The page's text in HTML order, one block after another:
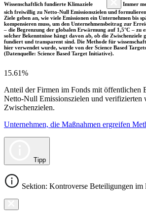
Wissenschaftlich fundierte Klimaziele
Immer
sich freiwillig zu Netto-Null Emissionszielen und
Ziele geben an, wie viele Emissionen ein Unternehmen bis
kompensieren muss, um den Unternehmensbeitrag zur
– die Begrenzung der globalen Erwärmung auf 1,5°C – zu
solcher Bekenntnisse hängt davon ab, ob die Zwischenziele
fundiert und transparent sind. Die Methode für
hier verwendet wurde, wurde von der Science Based
(Datenquelle: Science Based Target Initiative).
15.61%
Anteil der Firmen im Fonds mit öffentlichen
Netto-Null Emissionszielen und verifizierten
Zwischenzielen.
Unternehmen, die Maßnahmen ergreifen
Tipp
Sektion: Kontroverse Beteiligungen im